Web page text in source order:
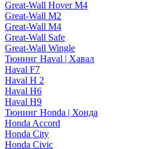
Great-Wall Hover M4
Great-Wall M2
Great-Wall M4
Great-Wall Safe
Great-Wall Wingle
Тюнинг Haval | Хавал
Haval F7
Haval H 2
Haval H6
Haval H9
Тюнинг Honda | Хонда
Honda Accord
Honda City
Honda Civic